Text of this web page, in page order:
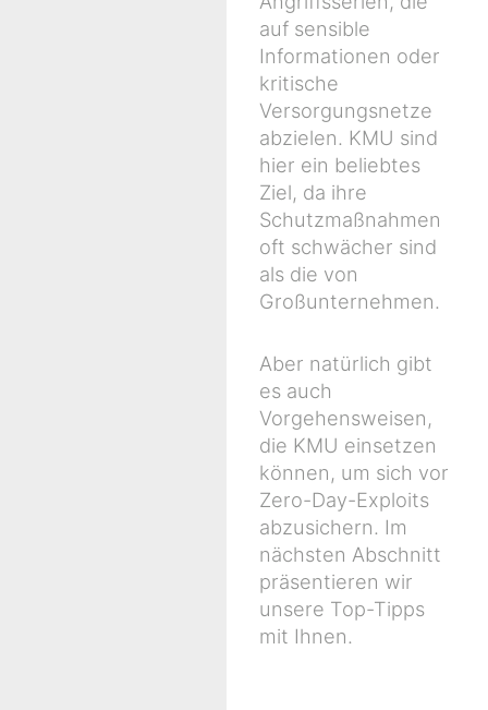
auf sensible
Informationen oder
kritische
Versorgungsnetze
abzielen. KMU sind
hier ein beliebtes
Ziel, da ihre
Schutzmaßnahmen
oft schwächer sind
als die von
Großunternehmen.
Aber natürlich gibt
es auch
Vorgehensweisen,
die KMU einsetzen
können, um sich vor
Zero-Day-Exploits
abzusichern. Im
nächsten Abschnitt
präsentieren wir
unsere Top-Tipps
mit Ihnen.